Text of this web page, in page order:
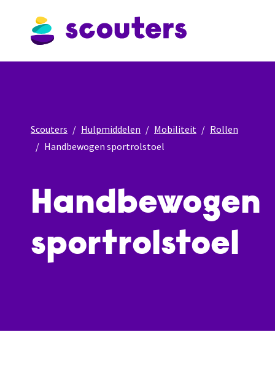
Scouters Hulpmiddelen Mobiliteit
Rollen
Handbewogen sportrolstoel
Handbewogen
sportrolstoel